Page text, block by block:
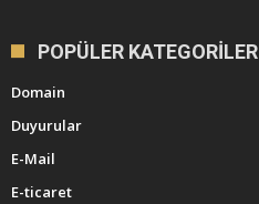
POPÜLER KATEGORILER
Domain
Duyurular
E-Mail
E-ticaret